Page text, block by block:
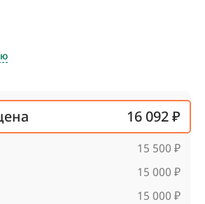
16 092 ₽
15 500 ₽
15 000 ₽
15 000 ₽